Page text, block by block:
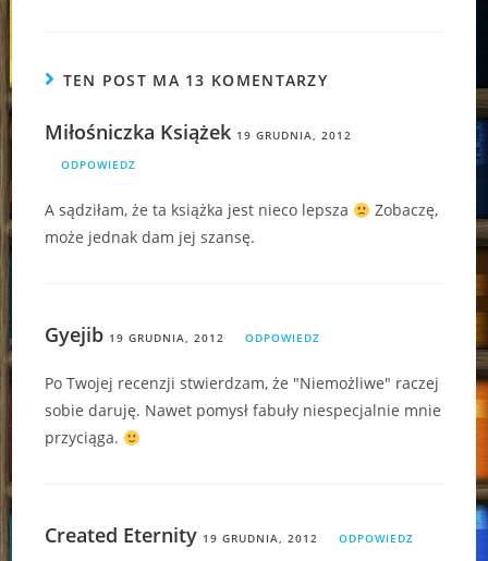
TEN POST MA 13 KOMENTARZY
Miłośniczka Książek 19 GRUDNIA, 2012
ODPOWIEDZ
A sądziłam, że ta książka jest nieco lepsza
Zobaczę,
może jednak dam jej szansę.
Gyejib 19 GRUDNIA, 2012 ODPOWIEDZ
Po Twojej recenzji stwierdzam, że "Niemożliwe" raczej
sobie daruję. Nawet pomysł fabuły niespecjalnie mnie
przyciąga.
Created Eternity 19 GRUDNIA, 2012 ODPOWIEDZ